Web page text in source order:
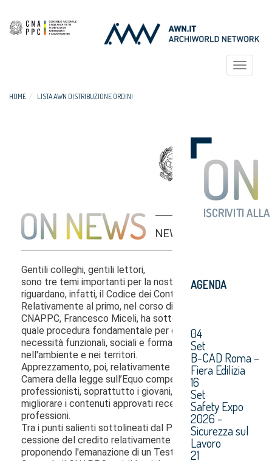
Toggle
HOME LISTA AWN DISTRIBUZIONE ORDINI
AGENDA
04
Set
B-CAD Roma –
Fiera Edilizia
16
Set
Safety Expo
2026 -
Sicurezza sul
Lavoro
21